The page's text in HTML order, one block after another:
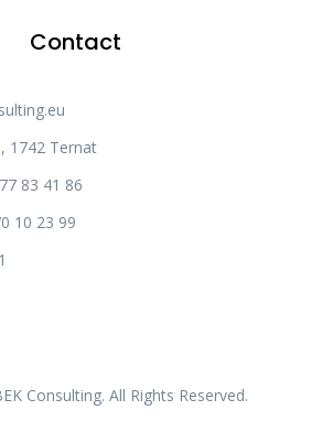
Contact
1742 Ternat
83 41 86
10 23 99
Consulting. All Rights Reserved.